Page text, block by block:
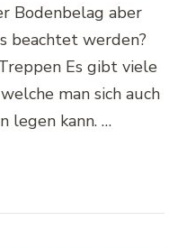
Bodenbelag aber
beachtet werden?
Es gibt viele
man sich auch
legen kann. …